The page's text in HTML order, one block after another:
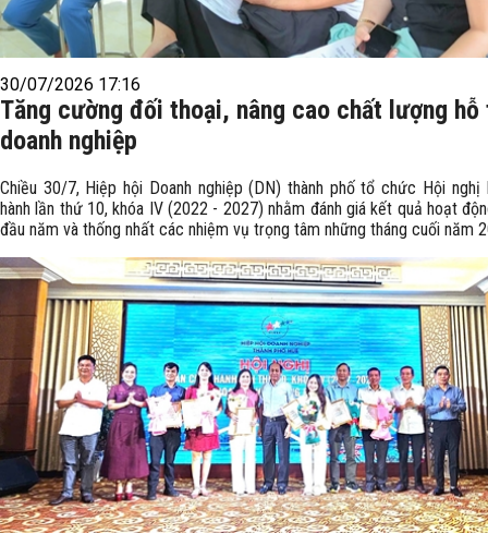
30/07/2026 17:16
Tăng cường đối thoại, nâng cao chất lượng hỗ
doanh nghiệp
Chiều 30/7, Hiệp hội Doanh nghiệp (DN) thành phố tổ chức Hội nghị
hành lần thứ 10, khóa IV (2022 - 2027) nhằm đánh giá kết quả hoạt
đầu năm và thống nhất các nhiệm vụ trọng tâm những tháng cuối năm